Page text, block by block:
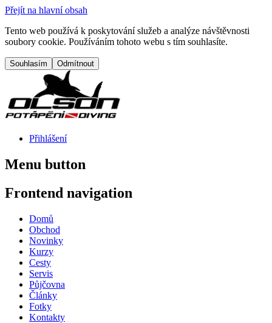
Přejít na hlavní obsah
Tento web používá k poskytování služeb a analýze návštěvnosti
soubory cookie. Používáním tohoto webu s tím souhlasíte.
Přihlášení
Menu button
Frontend navigation
Domů
Obchod
Novinky
Kurzy
Cesty
Servis
Půjčovna
Články
Fotky
Kontakty